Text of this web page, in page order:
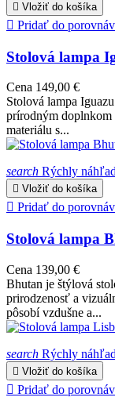
 Vložiť do košíka
 Pridať do
Stolová lampa
Cena 149,00 €
Stolová lampa
prírodným doplnkom
materiálu s...
search Rýchly
 Vložiť do košíka
 Pridať do
Stolová lampa
Cena 139,00 €
Bhutan je štýlová
prirodzenosť a
pôsobí vzdušne a...
search Rýchly náhľad
 Vložiť do košíka
 Pridať do